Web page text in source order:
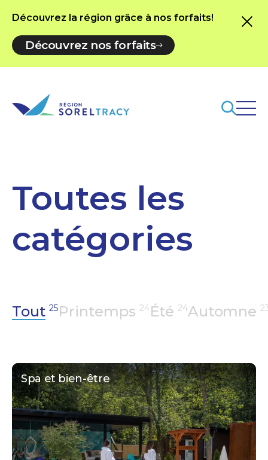
Découvrez la région grâce à nos forfaits!
Découvrez nos forfaits
Toutes les
catégories
Tout 25Printemps 24Été 24Automne
Spa et bien-être